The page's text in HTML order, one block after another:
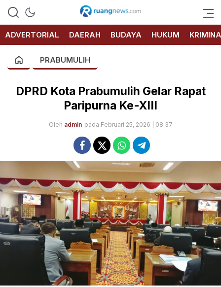
RUANG
NEWS
ADVERTORIAL
DAERAH BUDAYA HUKUM
PRABUMULIH
DPRD Kota Prabumulih Gelar Rapat
Paripurna Ke-XIII
Oleh admin pada Februari 25, 2026 | 08:37